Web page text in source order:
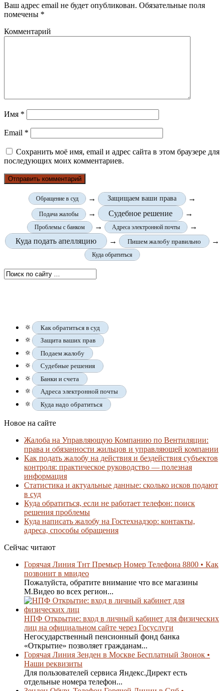
Ваш адрес email не будет опубликован. Обязательные поля
помечены *
Комментарий
Имя *
Email *
Сохранить моё имя, email и адрес сайта в этом браузере для
последующих моих комментариев.
Обращение в суд → Защищаем ваши права →
Подача жалобы → Судебное решение →
Проблемы с банком → Адреса электронной почты
→
Куда подать апелляцию
→ Пишем жалобу правильно →
Куда обратиться
🔅 Как обратиться в суд
🔅 Защита ваших прав
🔅 Подаем жалобу
🔅 Судебные решения
🔅 Банки и счета
🔅 Адреса электронной почты
🔅 Куда надо обратиться
Новое на сайте
Жалоба на Управляющую Компанию по Вентиляции:
права и обязанности жильцов и управляющей компании
Как подать жалобу на действия и бездействия субъектов
контроля: практическое руководство — полезная
информация
Статистика и актуальные данные: сколько исков подают
в суд
Куда обратиться, если не работает телефон: поиск
решения проблемы
Куда написать жалобу на Гостехнадзор: контакты,
адреса, способы обращения
Сейчас читают
Горячая Линия Тнт Премьер Номер Телефона 8800 • Как
позвонит в мвидео
Пожалуйста, обратите внимание что все магазины
М.Видео во всех регион...
НПФ Открытие: вход в личный кабинет для физических
лиц на официальном сайте через Госуслуги
Негосударственный пенсионный фонд банка
«Открытие» позволяет гражданам...
Горячая Линия Зенден в Москве Бесплатный Звонок •
Наши реквизиты
Для пользователей сервиса Яндекс.Директ есть
отдельные номера телефон...